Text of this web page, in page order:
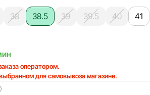
38 38.5 39 39.5 40
41
оператором.
для самовывоза магазине.